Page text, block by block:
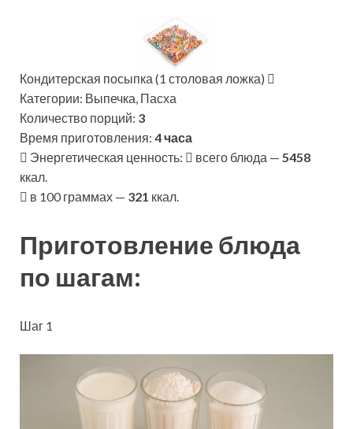
Кондитерская посыпка (1 столовая ложка)
Категории: Выпечка, Пасха
Количество порций: 3
Время приготовления: 4 часа
Энергетическая ценность:
всего блюда — 5458
ккал.
в 100 граммах — 321 ккал.
Приготовление блюда
по шагам:
Шаг 1